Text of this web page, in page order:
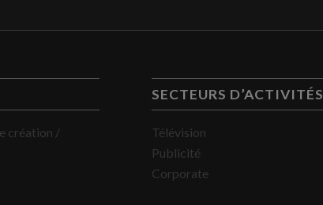
création /
SECTEURS D’ACTIVITÉS
Télévision
Publicité
Corporate